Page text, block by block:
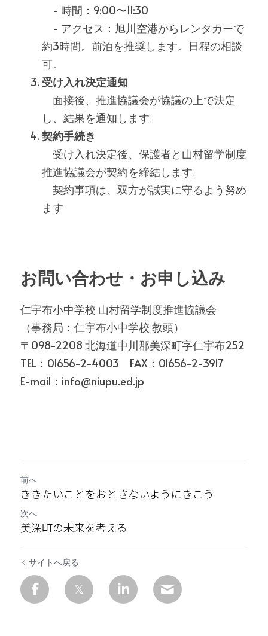
- 時間：9:00〜11:30
- アクセス：旭川空港からレンタカーで
約3時間。前泊を推奨します。日程の相談
可。
受け入れ決定通知
面接後、推進協議会が協議の上で決定
し、結果を通知します。
契約手続き
受け入れ決定後、保護者と山村留学制度
推進協議会が契約を締結します。
契約事項は、双方が誠実に守るよう努め
ます
お問い合わせ・お申し込み
仁宇布小中学校 山村留学制度推進協議会
（事務局：仁宇布小中学校 教頭）
〒098-2208 北海道中川郡美深町字仁宇布252
TEL：01656-2-4003　FAX：01656-2-3917
E-mail：info@niupu.ed.jp
前へ
ききたいことをおとさないようにきこう
次へ
美深町の未来を考える
サイトへ戻る